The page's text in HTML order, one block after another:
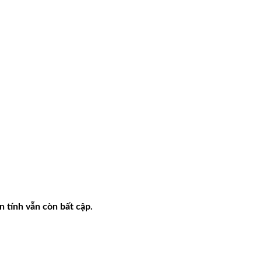
tính vẫn còn bất cập.